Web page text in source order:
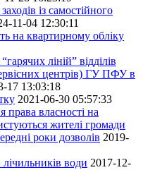
із самостійного
11-04 12:30:11
на квартирному обліку
ліній” відділів
центрів) ГУ ПФУ в
17 13:03:18
2021-06-30 05:57:33
права власності на
жителі громади
роки дозволів 2019-
води 2017-12-